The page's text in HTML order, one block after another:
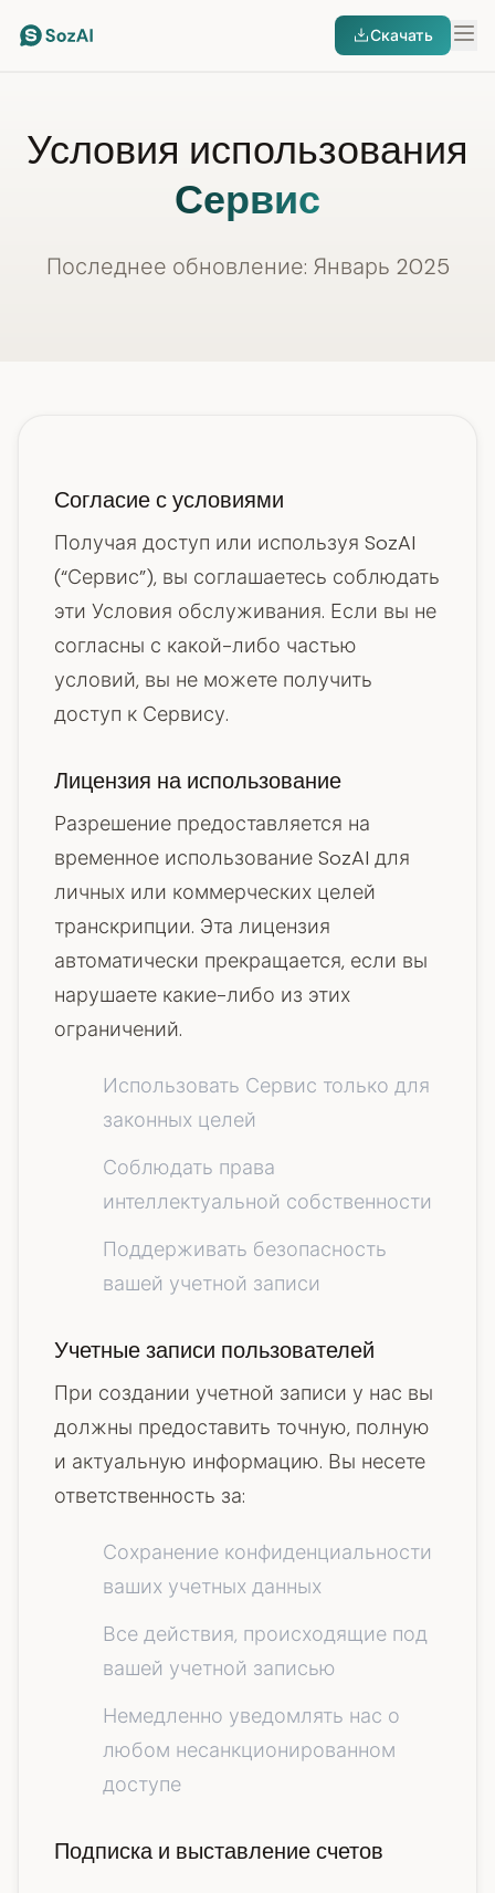
Скачать
Условия использования
Сервис
Последнее обновление: Январь 2025
Согласие с условиями
Получая доступ или используя SozAI
(“Сервис”), вы соглашаетесь соблюдать
эти Условия обслуживания. Если вы не
согласны с какой-либо частью
условий, вы не можете получить
доступ к Сервису.
Лицензия на использование
Разрешение предоставляется на
временное использование SozAI для
личных или коммерческих целей
транскрипции. Эта лицензия
автоматически прекращается, если вы
нарушаете какие-либо из этих
ограничений.
Использовать Сервис только для
законных целей
Соблюдать права
интеллектуальной собственности
Поддерживать безопасность
вашей учетной записи
Учетные записи пользователей
При создании учетной записи у нас вы
должны предоставить точную, полную
и актуальную информацию. Вы несете
ответственность за:
Сохранение конфиденциальности
ваших учетных данных
Все действия, происходящие под
вашей учетной записью
Немедленно уведомлять нас о
любом несанкционированном
доступе
Подписка и выставление счетов